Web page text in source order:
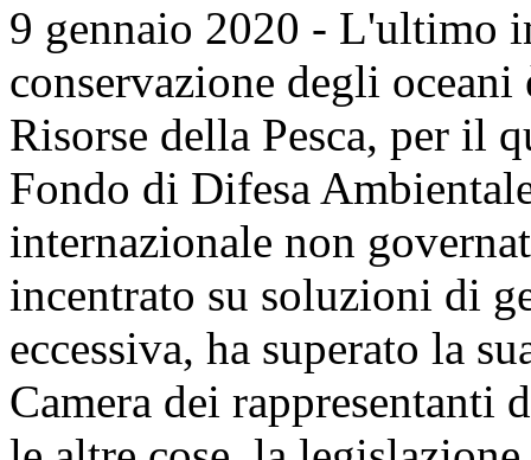
9 gennaio 2020 - L'ultimo
conservazione degli
Risorse della Pesca, per il
Fondo di Difesa
internazionale non
incentrato su soluzioni di
eccessiva, ha superato la
Camera dei rappresentanti